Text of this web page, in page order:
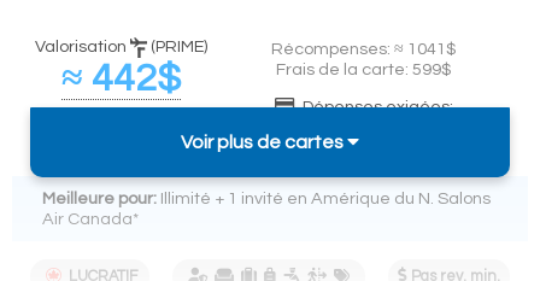
LUCRATIF Pas rev. min.
Valorisation (PRIME)
≈ 442$
remise sur 7,5k$)
Récompenses: ≈ 1041$
Frais de la carte: 599$
Dépenses exigées:
mois
Meilleure pour: Illimité + 1 invité en Amérique du N. Salons
Air Canada*
Voir plus de cartes